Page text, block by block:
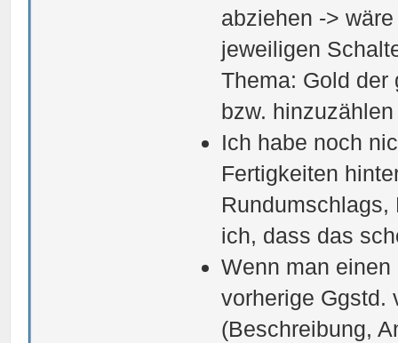
abziehen ->
jeweiligen
Thema: Gold der
bzw.
Ich habe noch
Fertigkeiten
ich, dass das
Wenn man
vorherige Ggstd.
(Beschreibung,